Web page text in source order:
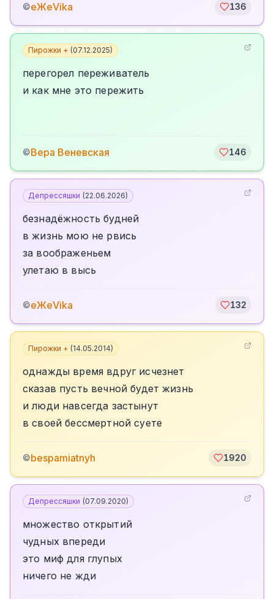
©еЖеVika 136
Пирожки + (07.12.2025)
перегорел переживатель
и как мне это пережить
©Вера Веневская 146
Депрессяшки (22.06.2026)
безнадёжность будней
в жизнь мою не рвись
за воображеньем
улетаю в высь
©еЖеVika 132
Пирожки + (14.05.2014)
однажды время вдруг исчезнет
сказав пусть вечной будет жизнь
и люди навсегда застынут
в своей бессмертной суете
©bespamiatnyh 1920
Депрессяшки (07.09.2020)
множество открытий
чудных впереди
это миф для глупых
ничего не жди